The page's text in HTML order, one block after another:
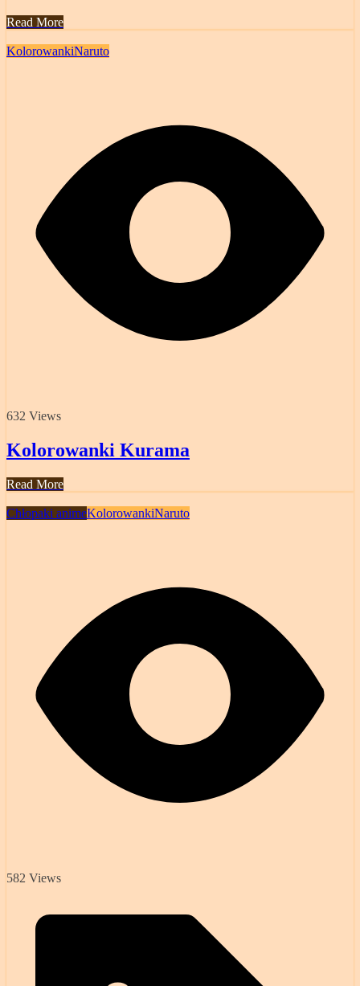
Read More
KolorowankiNaruto
632 Views
Kolorowanki Kurama
Read More
Chłopaki animeKolorowankiNaruto
582 Views